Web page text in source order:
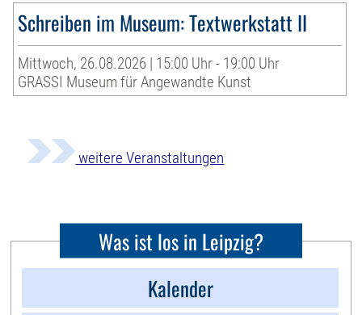
Schreiben im Museum: Textwerkstatt II
Mittwoch, 26.08.2026 | 15:00 Uhr - 19:00 Uhr
GRASSI Museum für Angewandte Kunst
weitere Veranstaltungen
Was ist los in Leipzig?
Kalender